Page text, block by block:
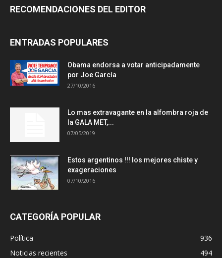
RECOMENDACIONES DEL EDITOR
ENTRADAS POPULARES
Obama endorsa a votar anticipadamente
por Joe García
27/10/2016
Lo mas extravagante en la alfombra roja de
la GALA MET,...
07/05/2019
Estos argentinos !!! los mejores chiste y
exageraciones
07/10/2016
CATEGORÍA POPULAR
Política
936
Noticias recientes
494